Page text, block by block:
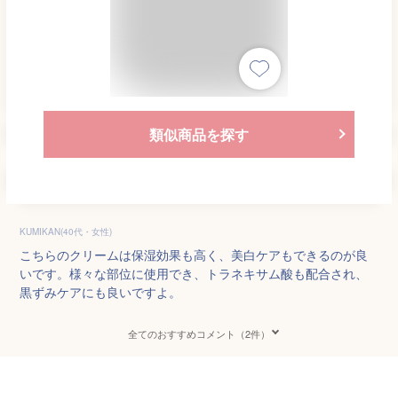
類似商品を探す
KUMIKAN(40代・女性)
こちらのクリームは保湿効果も高く、美白ケアもできるのが良
いです。様々な部位に使用でき、トラネキサム酸も配合され、
黒ずみケアにも良いですよ。
全てのおすすめコメント（2件）